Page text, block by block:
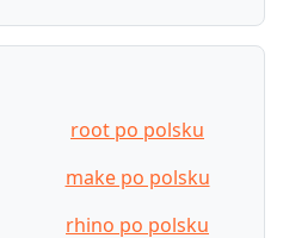
root po polsku
make po polsku
rhino po polsku